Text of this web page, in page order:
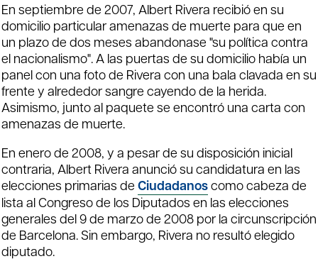
En septiembre de 2007, Albert Rivera recibió en su
domicilio particular amenazas de muerte para que en
un plazo de dos meses abandonase "su política contra
el nacionalismo". A las puertas de su domicilio había un
panel con una foto de Rivera con una bala clavada en su
frente y alrededor sangre cayendo de la herida.
Asimismo, junto al paquete se encontró una carta con
amenazas de muerte.
En enero de 2008, y a pesar de su disposición inicial
contraria, Albert Rivera anunció su candidatura en las
elecciones primarias de Ciudadanoscomo cabeza de
lista al Congreso de los Diputados en las elecciones
generales del 9 de marzo de 2008 por la circunscripción
de Barcelona. Sin embargo, Rivera no resultó elegido
diputado.